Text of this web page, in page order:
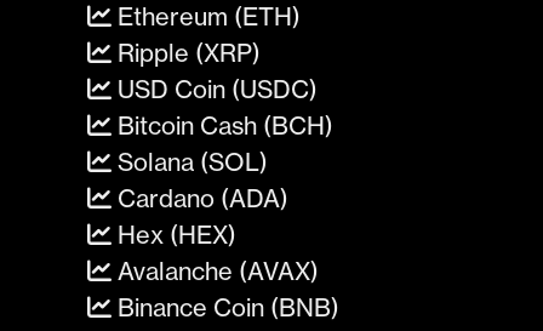
Ethereum (ETH)
Ripple (XRP)
USD Coin (USDC)
Bitcoin Cash (BCH)
Solana (SOL)
Cardano (ADA)
Hex (HEX)
Avalanche (AVAX)
Binance Coin (BNB)